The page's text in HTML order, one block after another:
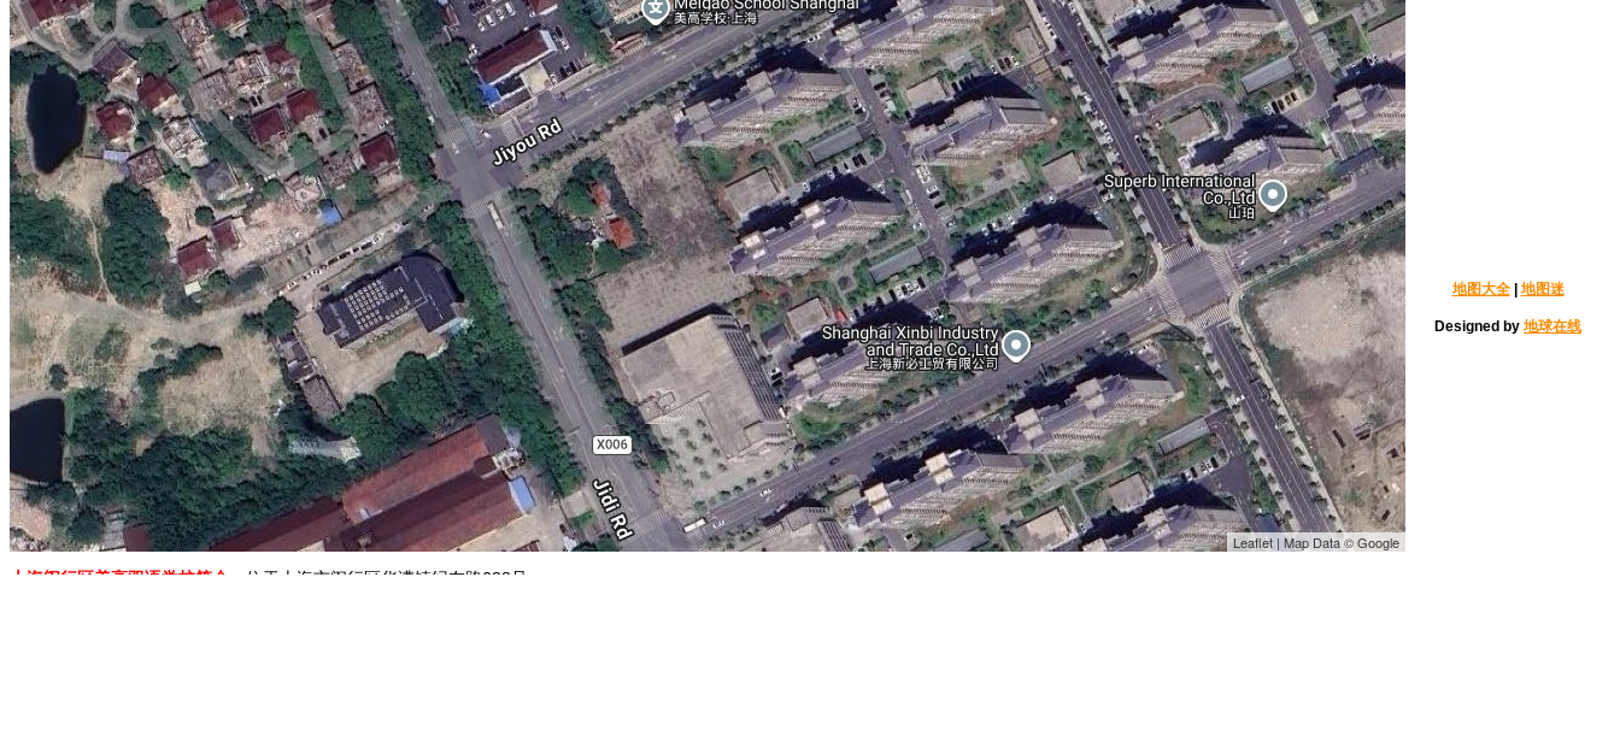
Leaflet | Map Data © Google
上海闵行区美高双语学校简介：
位于上海市闵行区华漕镇纪友路688号。
地图大全| 地图迷
Designed by 地球在线